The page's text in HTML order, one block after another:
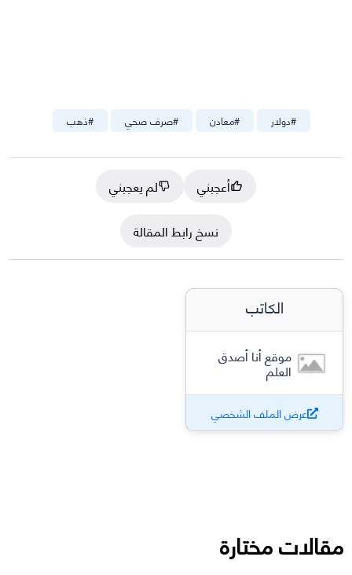
#ذهب #صرف صحي #معادن #دولار
أعجبني
لم يعجبني
نسخ رابط المقالة
الكاتب
موقع أنا أصدق
العلم
عرض الملف الشخصي
مقالات مختارة